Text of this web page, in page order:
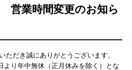
営業時間変更のお知ら
ただき誠にありがとうございます。
より年中無休（正月休みを除く）とな